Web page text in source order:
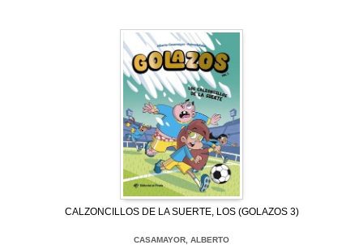
CALZONCILLOS DE LA SUERTE, LOS (GOLAZOS 3)
CASAMAYOR, ALBERTO